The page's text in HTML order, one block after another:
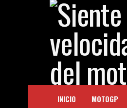
INICIO MOTOGP